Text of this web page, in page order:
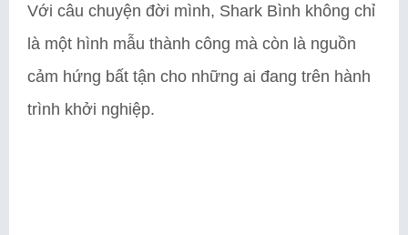
Với câu chuyện đời mình, Shark Bình không chỉ
là một hình mẫu thành công mà còn là nguồn
cảm hứng bất tận cho những ai đang trên hành
trình khởi nghiệp.